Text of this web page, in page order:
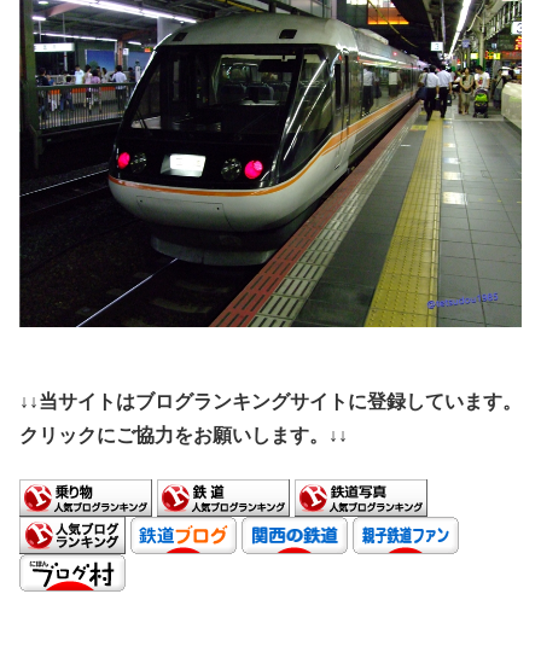
↓↓当サイトはブログランキングサイトに登録しています。
クリックにご協力をお願いします。↓↓